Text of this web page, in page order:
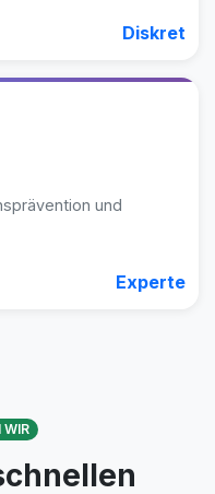
Diskret
und
Experte
WIR